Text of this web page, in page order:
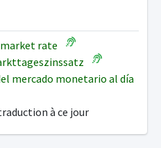
rate
mercado monetario al día
à ce jour